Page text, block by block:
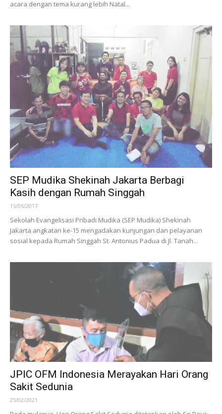
Dalam memperingati Hari Orang Sakit Sedunia (HOS) yang ke-25,
merefleksikan makna pelayanan kita kepada orang...
Hidup dalam Perspektif Syukur
10/01/2016
SOSIAL KARITATIF__JPIC OFM Indonesia, Langkah awal di tahun 2016
sedang kita tempuh. Masih ada kemeriahan di sana-sini dalam
acara dengan tema kurang lebih Natal...
SEP Mudika Shekinah Jakarta Berbagi
Kasih dengan Rumah Singgah
15/05/2017
Sekolah Evangelisasi Pribadi Mudika (SEP Mudika) Shekinah
Jakarta angkatan ke-15 mengadakan kunjungan dan pelayanan
sosial kepada Rumah Singgah St. Antonius Padua di Jl. Tanah...